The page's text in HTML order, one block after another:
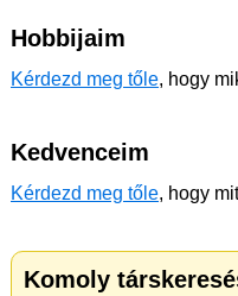
Hobbijaim
Kérdezd meg tőle, hogy
Kedvenceim
Kérdezd meg tőle, hogy
Komoly